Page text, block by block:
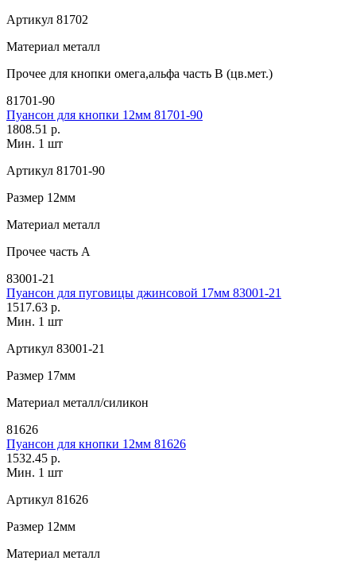
Артикул 81702
Материал металл
Прочее для кнопки омега,альфа часть В (цв.мет.)
81701-90
Пуансон для кнопки 12мм 81701-90
1808.51 р.
Мин. 1 шт
Артикул 81701-90
Размер 12мм
Материал металл
Прочее часть A
83001-21
Пуансон для пуговицы джинсовой 17мм 83001-21
1517.63 р.
Мин. 1 шт
Артикул 83001-21
Размер 17мм
Материал металл/силикон
81626
Пуансон для кнопки 12мм 81626
1532.45 р.
Мин. 1 шт
Артикул 81626
Размер 12мм
Материал металл